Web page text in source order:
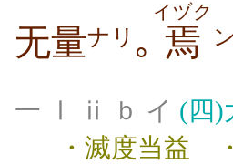
无量ナリ ｡ 焉
イヅク
一 Ⅰ ⅱ ｂ イ (四)
・滅度当益